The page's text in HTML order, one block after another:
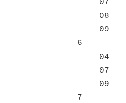
07
08
09
6
04
07
09
7